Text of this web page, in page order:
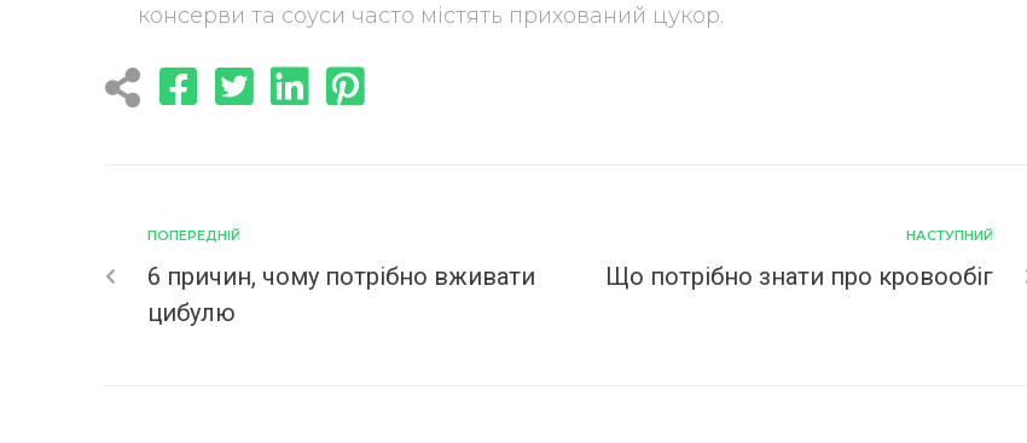
консерви та соуси часто містять прихований цукор.
ПОПЕРЕДНІЙ
6 причин, чому потрібно вживати
цибулю
НАСТУПНИЙ
Що потрібно знати про кровообіг